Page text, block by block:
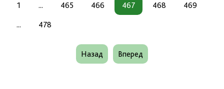
1 ... 465 466 467 468 469
... 478
Назад Вперед